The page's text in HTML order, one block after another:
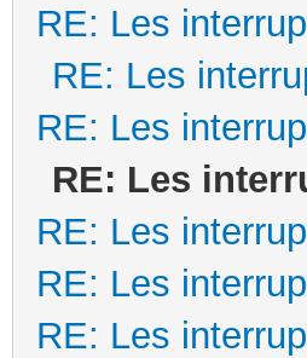
RE: Les
RE: Les
RE: Les
RE: Les
RE: Les
RE: Les
RE: Les